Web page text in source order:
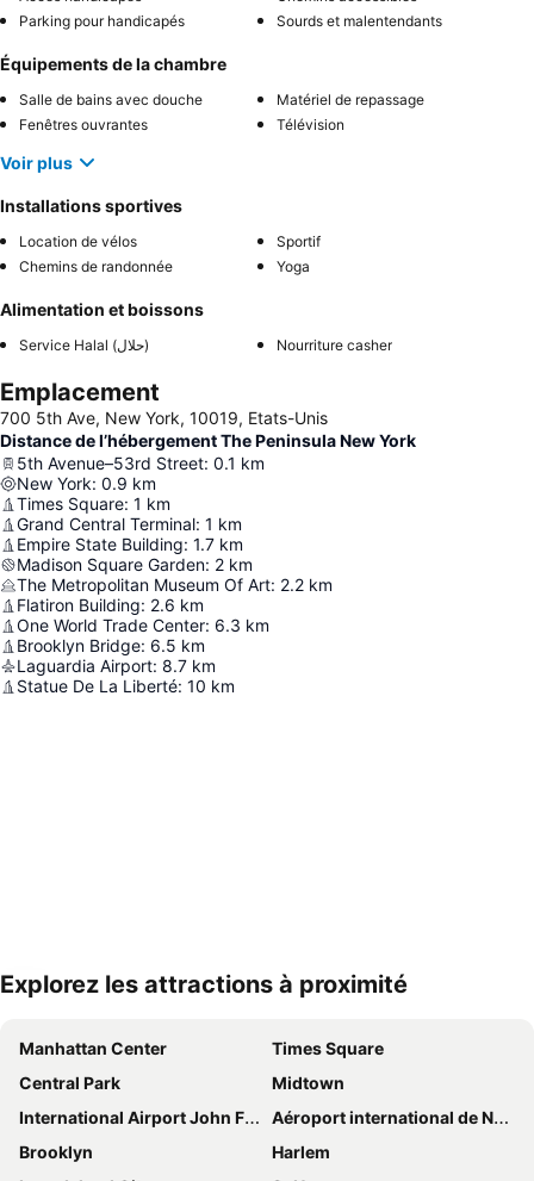
Parking pour handicapés
Sourds et malentendants
Équipements de la chambre
Salle de bains avec douche
Matériel de repassage
Fenêtres ouvrantes
Télévision
Voir plus
Installations sportives
Location de vélos
Sportif
Chemins de randonnée
Yoga
Alimentation et boissons
Service Halal (حلال) Nourriture casher
Emplacement
700 5th Ave, New York, 10019, Etats-Unis
Distance de l’hébergement The Peninsula New York
5th Avenue–53rd Street: 0.1 km
New York: 0.9 km
Times Square: 1 km
Grand Central Terminal: 1 km
Empire State Building: 1.7 km
Madison Square Garden: 2 km
The Metropolitan Museum Of Art: 2.2 km
Flatiron Building: 2.6 km
One World Trade Center: 6.3 km
Brooklyn Bridge: 6.5 km
Laguardia Airport: 8.7 km
Statue De La Liberté: 10 km
Explorez les attractions à proximité
Manhattan Center
Times Square
Central Park
Midtown
International Airport John F. Kennedy
Aéroport international de Newark-Liberty
Brooklyn
Harlem